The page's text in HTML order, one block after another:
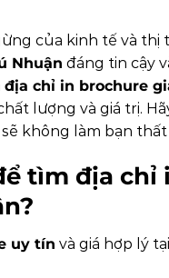
của kinh tế và thị
Nhuận đáng tin cậy
địa chỉ in brochure
lượng và giá trị.
không làm bạn
tìm địa
uy tín và giá hợp lý